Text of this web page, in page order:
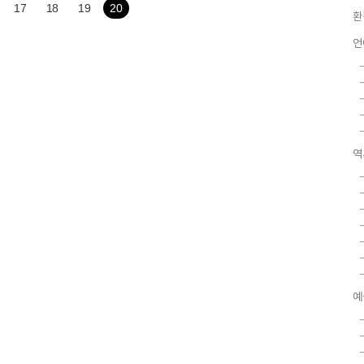
17 18 19 20
언